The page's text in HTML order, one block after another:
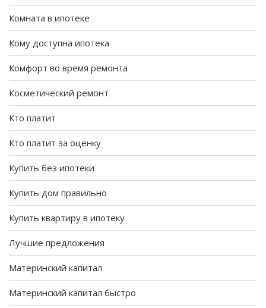
Комната в ипотеке
Кому доступна ипотека
Комфорт во время ремонта
Косметический ремонт
Кто платит
Кто платит за оценку
Купить без ипотеки
Купить дом правильно
Купить квартиру в ипотеку
Лучшие предложения
Материнский капитал
Материнский капитал быстро